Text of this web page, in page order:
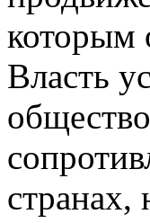
которым
Власть
странах,